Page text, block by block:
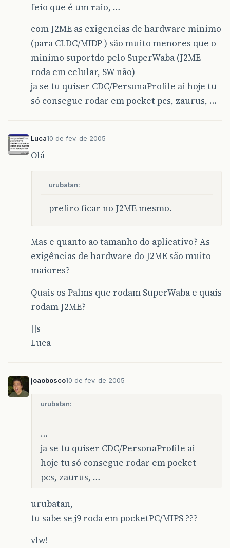
feio que é um raio, …
com J2ME as exigencias de hardware minimo
(para CLDC/MIDP ) são muito menores que o
minimo suportdo pelo SuperWaba (J2ME
roda em celular, SW não)
ja se tu quiser CDC/PersonaProfile ai hoje tu
só consegue rodar em pocket pcs, zaurus, …
Luca10 de fev. de 2005
Olá
urubatan:
prefiro ficar no J2ME mesmo.
Mas e quanto ao tamanho do aplicativo? As
exigências de hardware do J2ME são muito
maiores?
Quais os Palms que rodam SuperWaba e quais
rodam J2ME?
[]s
Luca
joaobosco10 de fev. de 2005
urubatan:
…
ja se tu quiser CDC/PersonaProfile ai
hoje tu só consegue rodar em pocket
pcs, zaurus, …
urubatan,
tu sabe se j9 roda em pocketPC/MIPS ???
vlw!